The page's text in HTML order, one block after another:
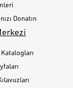
Donatın